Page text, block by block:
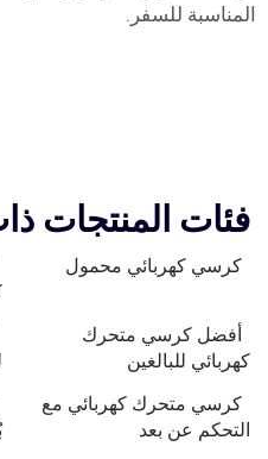
المناسبة للسفر.
فئات المنتجات
كرسي كهربائي محمول
أفضل كرسي متحرك
كهربائي للبالغين
كرسي متحرك كهربائي مع
التحكم عن بعد